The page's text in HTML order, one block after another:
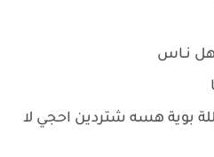
هل نـاس
بوية هسه شتردين احجي لا